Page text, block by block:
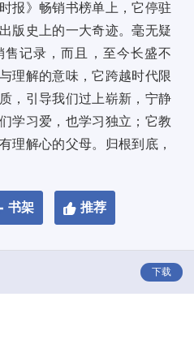
报》畅销书榜单上，它停驻
版史上的一大奇迹。毫无疑
记录，而且，至今长盛不
理解的意味，它跨越时代限
，引导我们过上崭新，宁静
学习爱，也学习独立；它教
理解心的父母。归根到底，
书架 推荐
下载